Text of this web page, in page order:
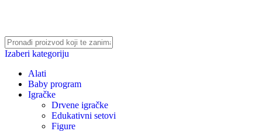
Izaberi kategoriju
Alati
Baby program
Igračke
Drvene igračke
Edukativni setovi
Figure